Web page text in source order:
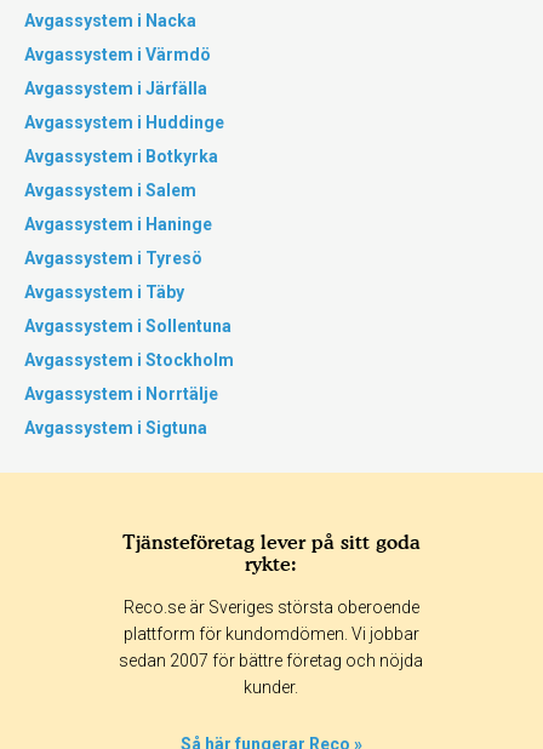
Avgassystem i Nacka
Avgassystem i Värmdö
Avgassystem i Järfälla
Avgassystem i Huddinge
Avgassystem i Botkyrka
Avgassystem i Salem
Avgassystem i Haninge
Avgassystem i Tyresö
Avgassystem i Täby
Avgassystem i Sollentuna
Avgassystem i Stockholm
Avgassystem i Norrtälje
Avgassystem i Sigtuna
Tjänsteföretag lever på sitt goda
rykte:
Reco.se är Sveriges största oberoende
plattform för kundomdömen. Vi jobbar
sedan 2007 för bättre företag och nöjda
kunder.
Så här fungerar Reco »